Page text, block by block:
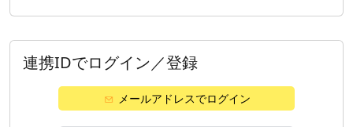
連携IDでログイン／登録
メールアドレスでログイン